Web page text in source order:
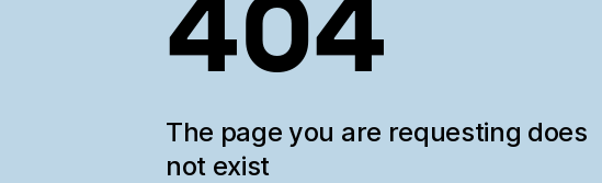
404
The page you are requesting does
not exist